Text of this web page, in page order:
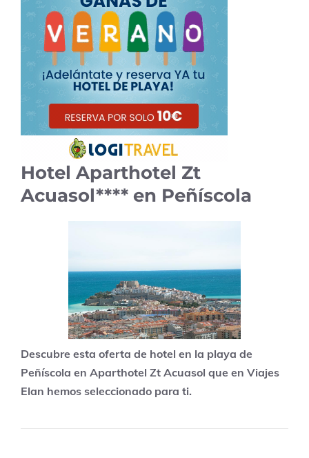
Hotel Aparthotel Zt
Acuasol**** en Peñíscola
Descubre esta oferta de hotel en la playa de
Peñíscola en Aparthotel Zt Acuasol que en Viajes
Elan hemos seleccionado para ti.